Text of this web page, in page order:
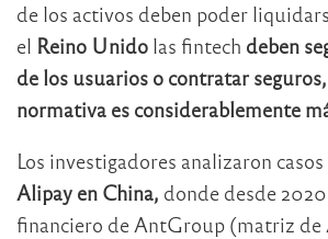
de los activos deben poder
el Reino Unido las fintech deben
de los usuarios o contratar seguros,
normativa es considerablemente
Los investigadores analizaron
Alipay en China, donde desde
financiero de AntGroup (matriz de